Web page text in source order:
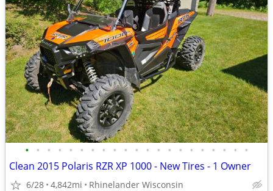
• • • • • • • • • • • • • • • • • • • • •
Clean 2015 Polaris RZR XP 1000 - New Tires - 1 Owner
6/28 4,842mi Rhinelander Wisconsin